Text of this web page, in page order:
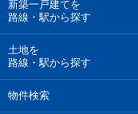
新築一戸建てを
路線・駅から探す
土地を
路線・駅から探す
物件検索